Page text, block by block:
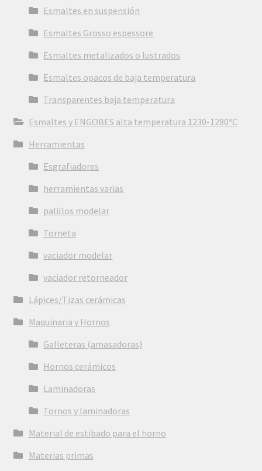
Esmaltes en suspensión
Esmaltes Grosso espessore
Esmaltes metalizados o lustrados
Esmaltes opacos de baja temperatura
Transparentes baja temperatura
Esmaltes y ENGOBES alta temperatura 1230-1280ºC
Herramientas
Esgrafiadores
herramientas varias
palillos modelar
Torneta
vaciador modelar
vaciador retorneador
Lápices/Tizas cerámicas
Maquinaria y Hornos
Galleteras (amasadoras)
Hornos cerámicos
Laminadoras
Tornos y laminadoras
Material de estibado para el horno
Materias primas